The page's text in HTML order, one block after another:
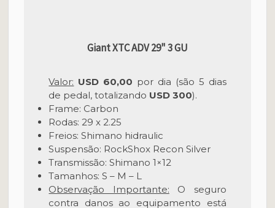
Giant XTC ADV 29" 3 GU
Valor: USD 60,00 por dia (são 5 dias
de pedal, totalizando USD300).
Frame: Carbon
Rodas: 29 x 2.25
Freios: Shimano hidraulic
Suspensão: RockShox Recon Silver
Transmissão: Shimano 1×12
Tamanhos: S – M – L
Observação Importante: O seguro
contra danos ao equipamento está